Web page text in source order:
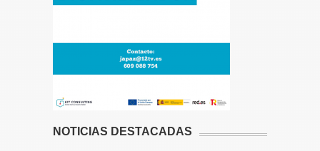
NOTICIAS DESTACADAS